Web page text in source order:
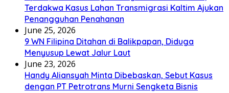
Terdakwa Kasus Lahan Transmigrasi Kaltim Ajukan
Penangguhan Penahanan
June 25, 2026
9 WN Filipina Ditahan di Balikpapan, Diduga
Menyusup Lewat Jalur Laut
June 23, 2026
Handy Aliansyah Minta Dibebaskan, Sebut Kasus
dengan PT Petrotrans Murni Sengketa Bisnis